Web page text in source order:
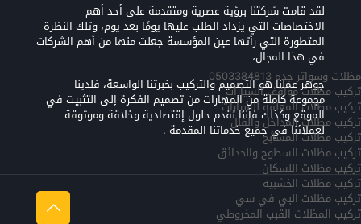
لقد قامت شركتنا برؤية عصرية ومتقدمة على أحد أهم
الاختصاصات التي يزداد الطلب عليها يومًا بعد يوم، وتلك النظرة
المتطورة التي رأتها عين المؤسسة جعلت منها من أهم الشركات
في هذا المجال،
جوهر عملنا هو التصميم والتركيب بخبرتنا الواسعة، فلدينا
مجموعة كاملة من المهارات من تصميم الفكرة إلى التثبيت في
الموقع وكذلك فأننا نقدم حلول إقتصادية وخلاقة وموثوقة
لعملائنا في جميع خدماتنا المقدمة .
مظلات وسواتر جده 0503384813
تركيب مظلات مواقف السيارات
تركيب مظلات المعلقه للسيارات
تركيب مظلات المداخل والفلل
تركيب مظلات المسابح
تركيب مظلات السطوح والحدائق
تركيب مظلات اللسكان
تركيب مظلات الخشبيه
تركيب مظلات البي في سي
تركيب المظلات القبب المخروطي